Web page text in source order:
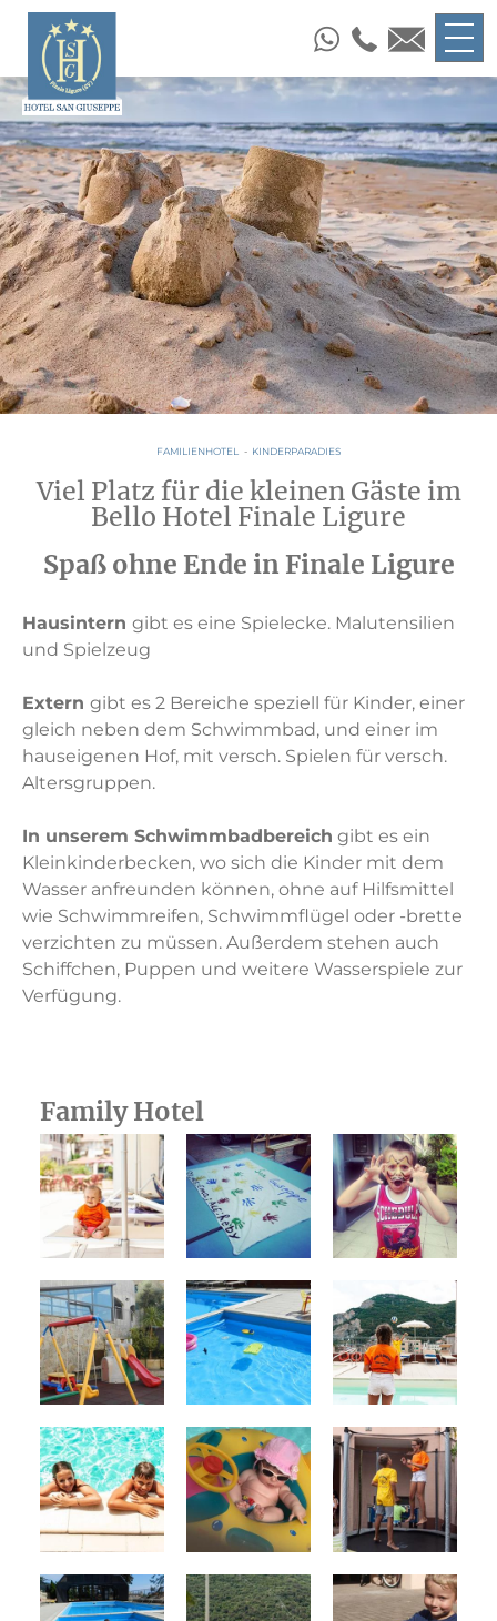
FAMILIENHOTEL - KINDERPARADIES
Viel Platz für die kleinen Gäste im
Bello Hotel Finale Ligure
Spaß ohne Ende in Finale Ligure
Hausintern gibt es eine Spielecke. Malutensilien
und Spielzeug
Extern gibt es 2 Bereiche speziell für Kinder, einer
gleich neben dem Schwimmbad, und einer im
hauseigenen Hof, mit versch. Spielen für versch.
Altersgruppen.
In unserem Schwimmbadbereich gibt es ein
Kleinkinderbecken, wo sich die Kinder mit dem
Wasser anfreunden können, ohne auf Hilfsmittel
wie Schwimmreifen, Schwimmflügel oder -brette
verzichten zu müssen. Außerdem stehen auch
Schiffchen, Puppen und weitere Wasserspiele zur
Verfügung.
Family Hotel